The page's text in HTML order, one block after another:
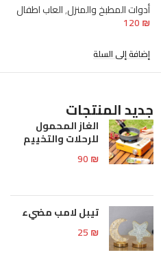
أدوات المطبخ والمنزل,العاب اطفال
120₪
إضافة إلى السلة
جديد المنتجات
الغاز المحمول
للرحلات والتخييم
90₪
تيبل لامب مضيء
25₪